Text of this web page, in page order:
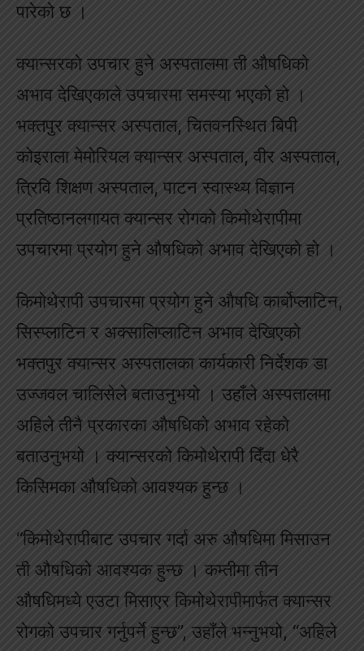
पारेको छ ।
क्यान्सरको उपचार हुने अस्पतालमा ती औषधिको
अभाव देखिएकाले उपचारमा समस्या भएको हो ।
भक्तपुर क्यान्सर अस्पताल, चितवनस्थित बिपी
कोइराला मेमोरियल क्यान्सर अस्पताल, वीर अस्पताल,
त्रिवि शिक्षण अस्पताल, पाटन स्वास्थ्य विज्ञान
प्रतिष्ठानलगायत क्यान्सर रोगको किमोथेरापीमा
उपचारमा प्रयोग हुने औषधिको अभाव देखिएको हो ।
किमोथेरापी उपचारमा प्रयोग हुने औषधि कार्बोप्लाटिन,
सिस्प्लाटिन र अक्सालिप्लाटिन अभाव देखिएको
भक्तपुर क्यान्सर अस्पतालका कार्यकारी निर्देशक डा
उज्जवल चालिसेले बताउनुभयो । उहाँले अस्पतालमा
अहिले तीनै प्रकारका औषधिको अभाव रहेको
बताउनुभयो । क्यान्सरको किमोथेरापी दिँदा धेरै
किसिमका औषधिको आवश्यक हुन्छ ।
“किमोथेरापीबाट उपचार गर्दा अरु औषधिमा मिसाउन
ती औषधिको आवश्यक हुन्छ । कम्तीमा तीन
औषधिमध्ये एउटा मिसाएर किमोथेरापीमार्फत क्यान्सर
रोगको उपचार गर्नुपर्ने हुन्छ”, उहाँले भन्नुभयो, “अहिले